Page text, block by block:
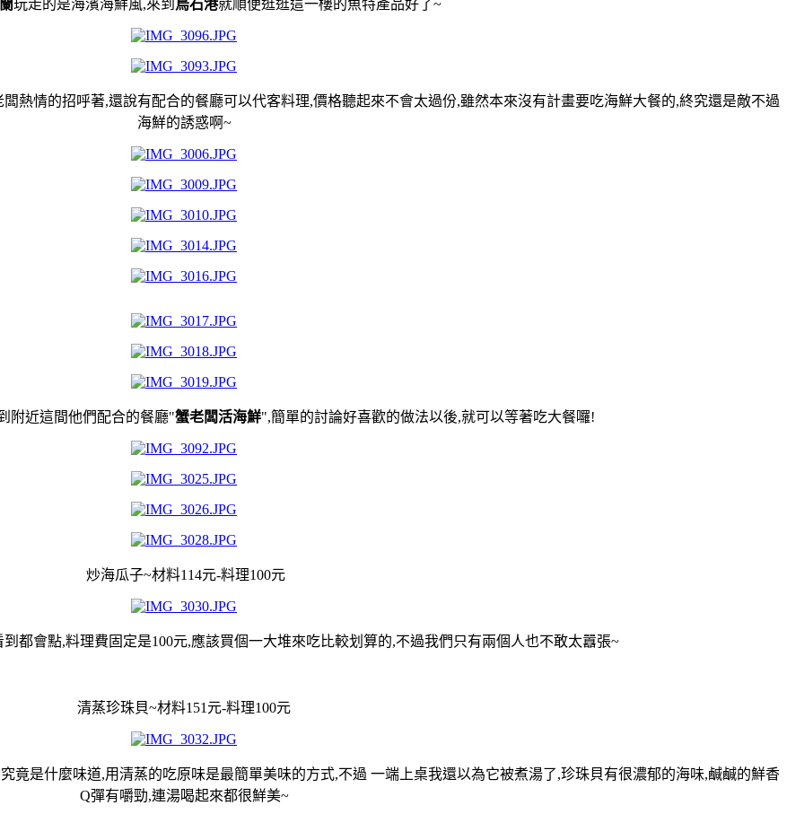
玩走的是海濱海鮮風,來到 烏石港就順便逛逛這一樓的魚特產品好了~
熱情的招呼著,還說有配合的餐廳可以代客料理,價格聽起來不會太過份,雖然本來沒有計畫要吃海鮮大餐的,終究還是敵不過
海鮮的誘惑啊~
附近這間他們配合的餐廳"蟹老闆活海鮮",簡單的討論好喜歡的做法以後,就可以等著吃大餐囉!
炒海瓜子~材料114元-料理100元
都會點,料理費固定是100元,應該買個一大堆來吃比較划算的,不過我們只有兩個人也不敢太囂張~
清蒸珍珠貝~材料151元-料理100元
竟是什麼味道,用清蒸的吃原味是最簡單美味的方式,不過 一端上桌我還以為它被煮湯了,珍珠貝有很濃郁的海味,鹹鹹的鮮香
Q彈有嚼勁,連湯喝起來都很鮮美~